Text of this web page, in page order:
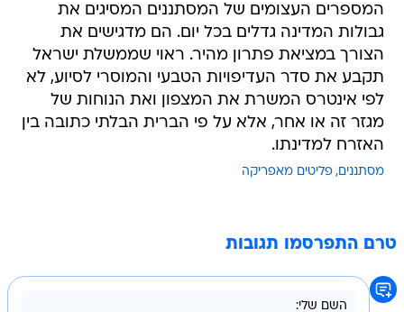
המספרים העצומים של המסתננים המסיגים את
גבולות המדינה גדלים בכל יום. הם מדגישים את
הצורך במציאת פתרון מהיר. ראוי שממשלת ישראל
תקבע את סדר העדיפויות הטבעי והמוסרי לסיוע, לא
לפי אינטרס המשרת את המצפון ואת הנוחות של
מגזר זה או אחר, אלא על פי הברית הבלתי כתובה בין
האזרח למדינתו.
מסתננים פליטים מאפריקה
טרם התפרסמו תגובות